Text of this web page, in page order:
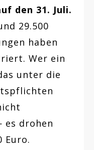
den 31. Juli.
29.500
haben
Wer ein
unter die
es drohen
Euro.